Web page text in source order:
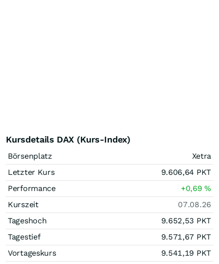
Kursdetails DAX (Kurs-Index)
Börsenplatz
Xetra
Letzter Kurs
9.606,64 PKT
Performance
+0,69%
Kurszeit
07.08.26
Tageshoch
9.652,53 PKT
Tagestief
9.571,67 PKT
Vortageskurs
9.541,19 PKT